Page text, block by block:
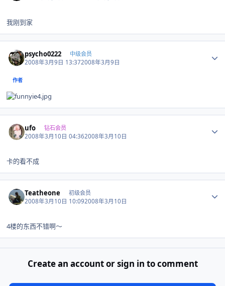
我刚到家
psycho0222 中级会员
2008年3月9日 13:372008年3月9日
作者
ufo 钻石会员
2008年3月10日 04:362008年3月10日
卡的看不成
Teatheone 初级会员
2008年3月10日 10:092008年3月10日
4楼的东西不错啊～
Create an account or sign in to comment